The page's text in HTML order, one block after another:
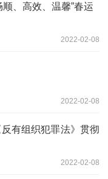
、高效、温馨”春运
2022-02-08
2022-02-08
有组织犯罪法》贯彻
2022-02-08